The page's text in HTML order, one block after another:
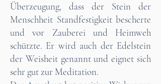
Überzeugung, dass der Stein der
Menschheit Standfestigkeit bescherte
und vor Zauberei und Heimweh
schützte. Er wird auch der Edelstein
der Weisheit genannt und eignet sich
sehr gut zur Meditation.